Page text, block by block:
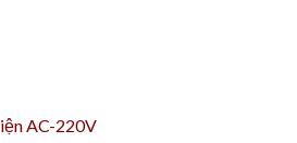
AC-220V